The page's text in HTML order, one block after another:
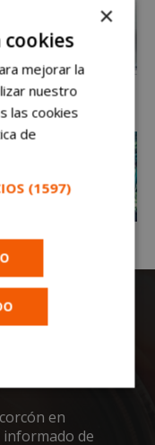
en
de
×
mejorar la
nuestro
las cookies
de
(1597)
de